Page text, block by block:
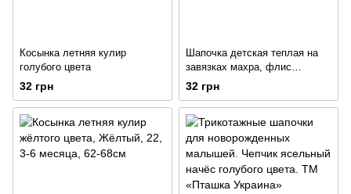
Косынка летняя кулир
голубого цвета
32 грн
Шапочка детская теплая на
завязках махра, флис
зелёного цвета
32 грн